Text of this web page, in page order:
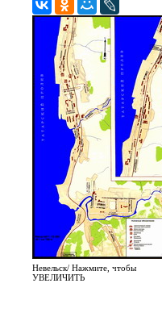
Невельск/ Нажмите, чтобы
УВЕЛИЧИТЬ